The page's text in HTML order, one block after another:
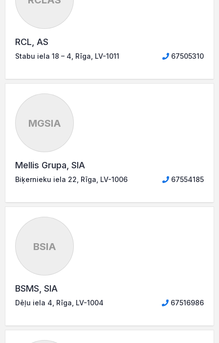
RCL, AS
Stabu iela 18 – 4, Rīga, LV-1011 67505310
MGSIA
Mellis Grupa, SIA
Biķernieku iela 22, Rīga, LV-1006 67554185
BSIA
BSMS, SIA
Dēļu iela 4, Rīga, LV-1004 67516986